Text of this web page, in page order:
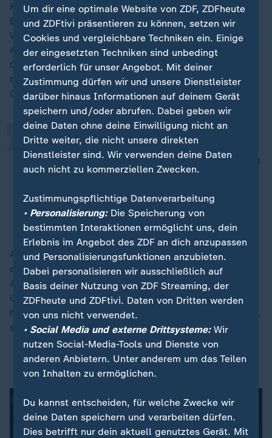
Kleinhäntz: "Man darf nicht vergessen, wo wir sind."
Extrem schlechte Straßenverhältnisse und schlechtes
Wetter erschweren den Transport, berichtet der Helfer.
Auch die Formalitäten an der Grenze bräuchten Zeit.
Große Herausforderungen - insbesondere auch für die
transportierten Personen, die nun den völlig zerstörten
Gazastreifen verlassen können:
Wenn wir uns überlegen, was diese
Menschen in den letzten zwei Jahren
erlitten haben, dann ist es klar, dass
es auch für sie schwierig ist.
„
Bernhard Kleinhäntz, Hilfsorganisation Cadus
An der Grenze zu Rafah übergebe man die Personen
dann an Vertreter anderer Hilfsorganisationen, die im
Auftrag der behandelnden Länder die Obhut
übernehmen. Die Patientin seines Krankentransportes
habe er dem ägyptischen Roten Halbmond übergeben,
so Kleinhäntz.
Gaza: Dutzende Tote bei israelischen Luftangriffen
Um dir eine optimale Website von ZDF, ZDFheute
und ZDFtivi präsentieren zu können, setzen wir
Cookies und vergleichbare Techniken ein. Einige
der eingesetzten Techniken sind unbedingt
erforderlich für unser Angebot. Mit deiner
Zustimmung dürfen wir und unsere Dienstleister
darüber hinaus Informationen auf deinem Gerät
speichern und/oder abrufen. Dabei geben wir
deine Daten ohne deine Einwilligung nicht an
Dritte weiter, die nicht unsere direkten
Dienstleister sind. Wir verwenden deine Daten
auch nicht zu kommerziellen Zwecken.
Zustimmungspflichtige Datenverarbeitung
• Personalisierung:Die Speicherung von
bestimmten Interaktionen ermöglicht uns, dein
Erlebnis im Angebot des ZDF an dich anzupassen
und Personalisierungsfunktionen anzubieten.
Dabei personalisieren wir ausschließlich auf
Basis deiner Nutzung von ZDF Streaming, der
ZDFheute und ZDFtivi. Daten von Dritten werden
von uns nicht verwendet.
• Social Media und externe Drittsysteme:Wir
nutzen Social-Media-Tools und Dienste von
anderen Anbietern. Unter anderem um das Teilen
von Inhalten zu ermöglichen.
Du kannst entscheiden, für welche Zwecke wir
deine Daten speichern und verarbeiten dürfen.
Dies betrifft nur dein aktuell genutztes Gerät. Mit